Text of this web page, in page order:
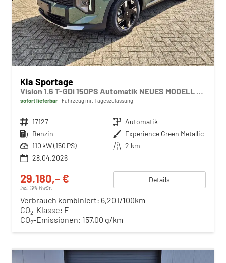
Kia Sportage
Vision 1.6 T-GDi 150PS Automatik NEUES MODELL MY26 FACELIFT Sitzheizung Lenkradheizung Klimaautomatik Navi Bluetooth Touchscreen Apple CarPlay Android Auto PDC v+h 17"LM Rückf.Kamera ACC 2x Keyless
sofort lieferbar Fahrzeug mit Tageszulassung
Fahrzeugnr. 17127 Getriebe Automatik
Kraftstoff Benzin Außenfarbe Experience Green Metallic
Leistung 110 kW (150 PS) Kilometerstand 2 km
28.04.2026
29.180,– €
incl. 19% MwSt.
Details
Verbrauch kombiniert: 6,20 l/100km
CO2-Klasse: F
CO2-Emissionen: 157,00 g/km